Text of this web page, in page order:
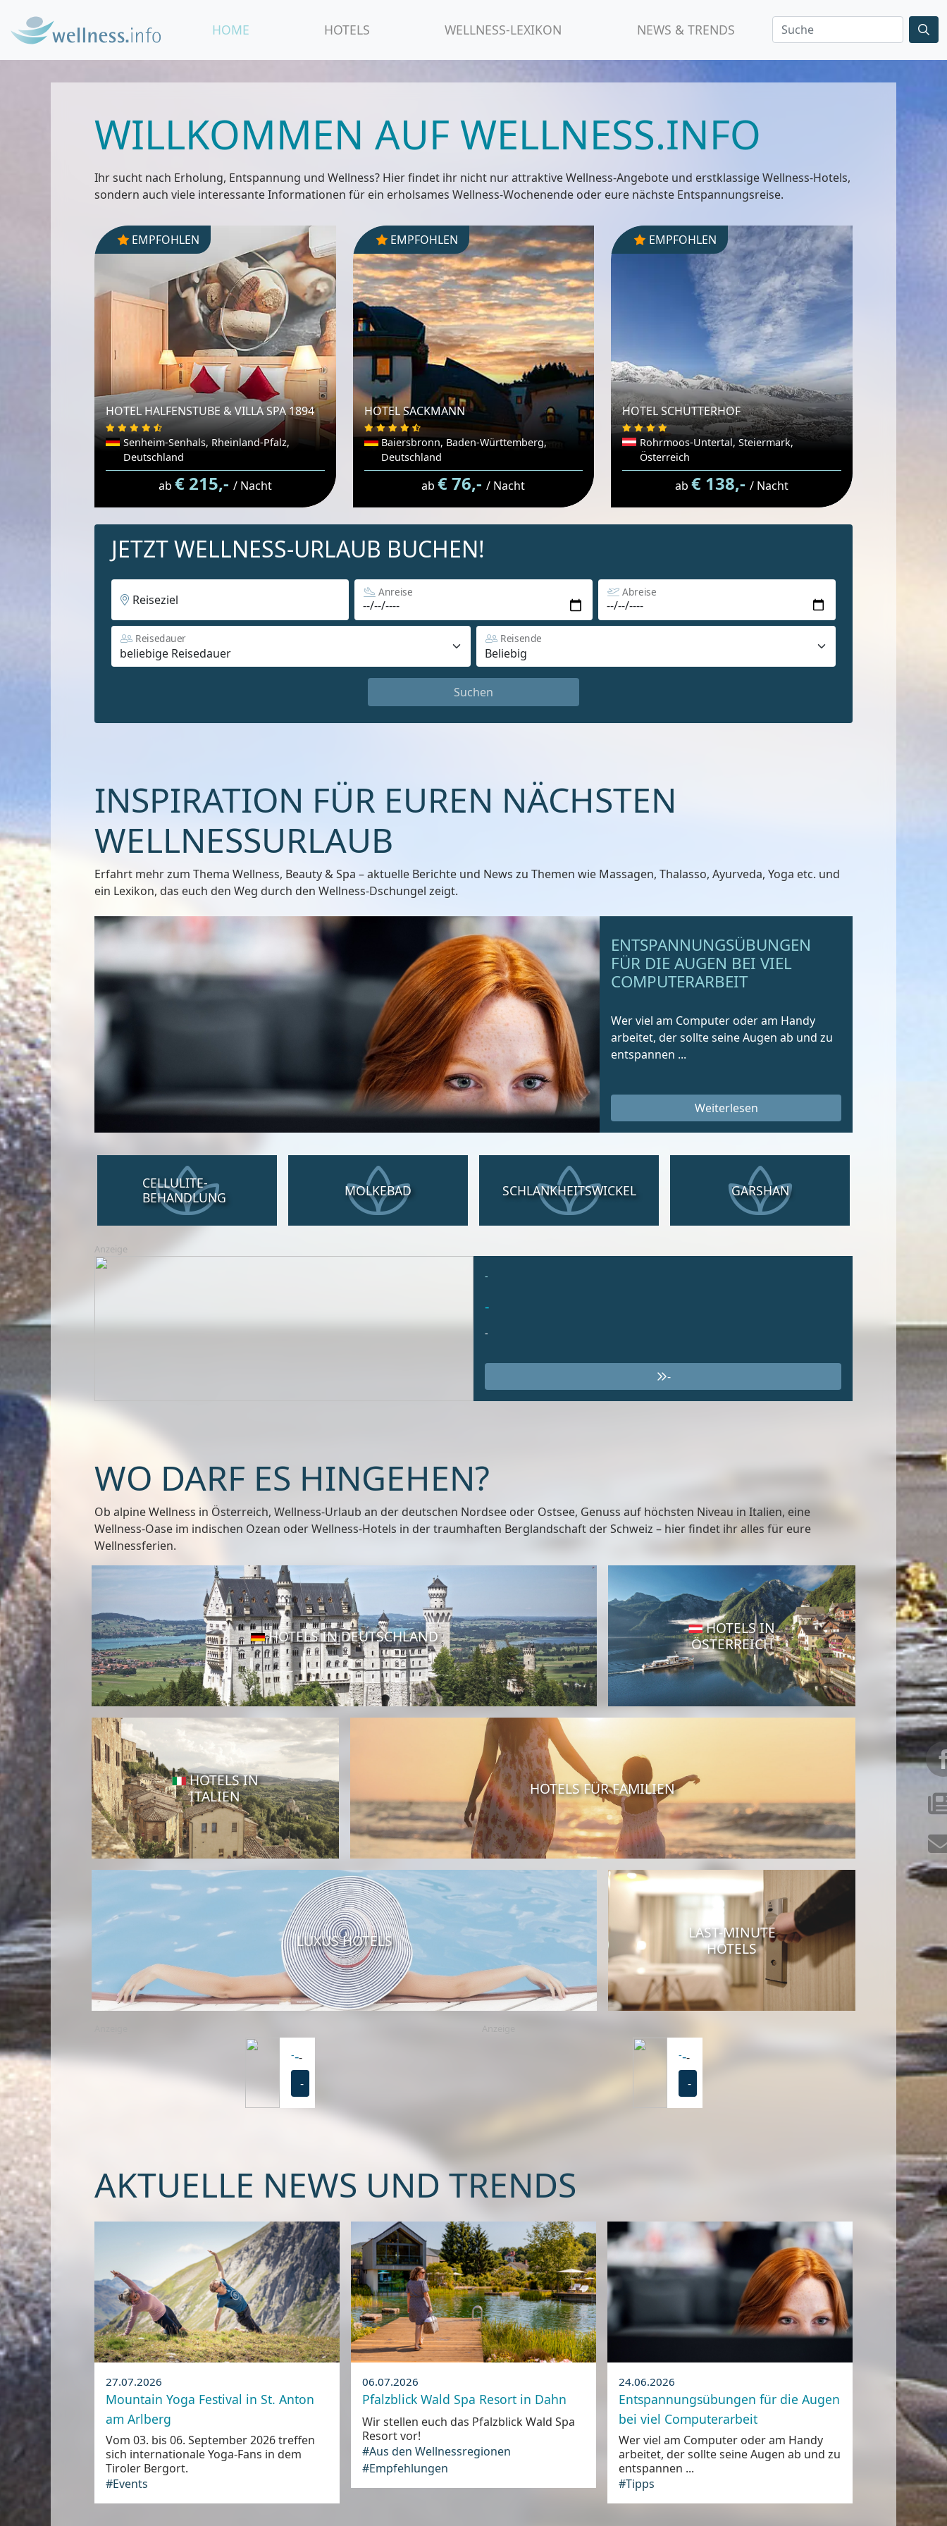
HOME HOTELS WELLNESS-LEXIKON NEWS & TRENDS
WILLKOMMEN AUF ​WELLNESS.INFO
Ihr sucht nach Erholung, Entspannung und Wellness? Hier findet ihr nicht nur attraktive Wellness-Angebote und erstklassige Wellness-Hotels,
sondern auch viele interessante Informationen für ein erholsames Wellness-Wochenende oder eure nächste Entspannungsreise.
EMPFOHLEN
HOTEL HALFENSTUBE & VILLA SPA 1894
Senheim-Senhals, Rheinland-Pfalz,
Deutschland
ab € 215,- / Nacht
EMPFOHLEN
HOTEL SACKMANN
Baiersbronn, Baden-Württemberg,
Deutschland
ab€ 76,-/ Nacht
EMPFOHLEN
HOTEL SCHÜTTERHOF
Rohrmoos-Untertal, Steiermark,
Österreich
ab€ 138,-/ Nacht
JETZT WELLNESS-URLAUB BUCHEN!
Reiseziel
Anreise Abreise
Reisedauer Reisende
Suchen
INSPIRATION FÜR EUREN NÄCHSTEN
WELLNESSURLAUB
Erfahrt mehr zum Thema Wellness, Beauty & Spa – aktuelle Berichte und News zu Themen wie Massagen, Thalasso, Ayurveda, Yoga etc. und
ein Lexikon, das euch den Weg durch den Wellness-Dschungel zeigt.
ENTSPANNUNGSÜBUNGEN
FÜR DIE AUGEN BEI VIEL
COMPUTERARBEIT
Wer viel am Computer oder am Handy
arbeitet, der sollte seine Augen ab und zu
entspannen ...
Weiterlesen
CELLULITE-
BEHANDLUNG
MOLKEBAD SCHLANKHEITSWICKEL GARSHAN
Anzeige
-
-
-
-
WO DARF ES HINGEHEN?
Ob alpine Wellness in Österreich, Wellness-Urlaub an der deutschen Nordsee oder Ostsee, Genuss auf höchsten Niveau in Italien, eine
Wellness-Oase im indischen Ozean oder Wellness-Hotels in der traumhaften Berglandschaft der Schweiz – hier findet ihr alles für eure
Wellnessferien.
HOTELS IN DEUTSCHLAND
HOTELS IN
ÖSTERREICH
HOTELS IN
ITALIEN
HOTELS FÜR FAMILIEN
LUXUS HOTELS
LAST-MINUTE
HOTELS
---
-
---
-
AKTUELLE NEWS UND TRENDS
27.07.2026
Mountain Yoga Festival in St. Anton
am Arlberg
Vom 03. bis 06. September 2026 treffen
sich internationale Yoga-Fans in dem
Tiroler Bergort.
#Events
06.07.2026
Pfalzblick Wald Spa Resort in Dahn
Wir stellen euch das Pfalzblick Wald Spa
Resort vor!
#Aus den Wellnessregionen
#Empfehlungen
24.06.2026
Entspannungsübungen für die Augen
bei viel Computerarbeit
Wer viel am Computer oder am Handy
arbeitet, der sollte seine Augen ab und zu
entspannen ...
#Tipps